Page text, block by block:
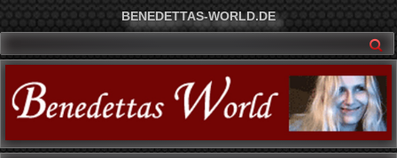
BENEDETTAS-WORLD.DE